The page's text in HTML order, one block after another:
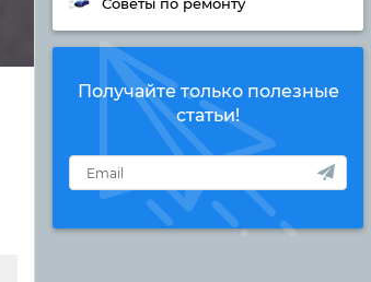
Получайте только полезные
статьи!